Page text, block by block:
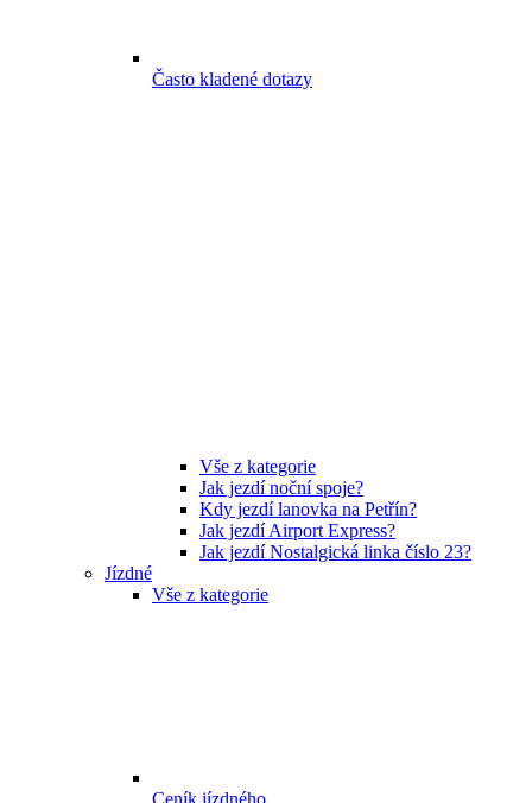
Často kladené dotazy
Vše z kategorie
Jak jezdí noční spoje?
Kdy jezdí lanovka na Petřín?
Jak jezdí Airport Express?
Jak jezdí Nostalgická linka číslo 23?
Jízdné
Vše z kategorie
Ceník jízdného